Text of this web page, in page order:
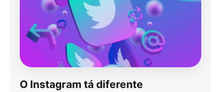
O Instagram tá diferente